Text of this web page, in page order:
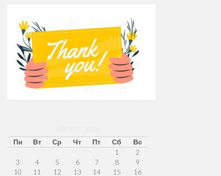
Пн
Вт Ср Чт Пт Сб
Вс
1
2
3
4 5 6 7 8
9
10
11 12 13 14 15 16